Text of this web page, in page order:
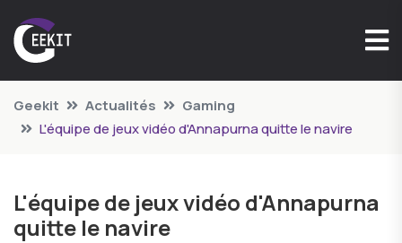
Geekit Actualités
Gaming
L'équipe de jeux vidéo d'Annapurna quitte le navire
L'équipe de jeux vidéo d'Annapurna
quitte le navire